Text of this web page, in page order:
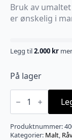
Bruk av
er ønskelig i
Legg til2.000 kr
På lager
Helkorn
hvete
antall
Produktnummer:
Kategorier: Malt,